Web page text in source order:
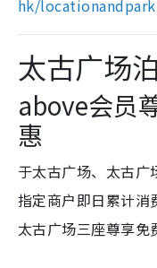
hk/
太古广场
above会员
惠
于太古广场、太古广
指定商户即日累计消
太古广场三座尊享免